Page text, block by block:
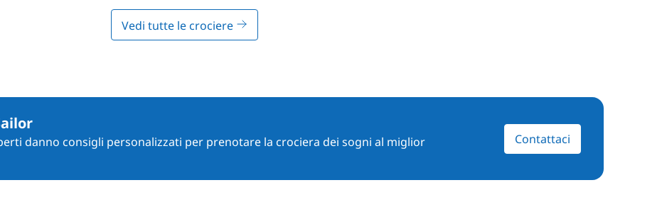
Vedi tutte le crociere
danno consigli personalizzati per prenotare la crociera dei sogni al miglior
Contattaci